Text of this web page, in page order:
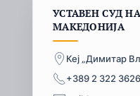
УСТАВЕН СУД
МАКЕДОНИЈА
Кеј „Димитар
+389 2 322 3626